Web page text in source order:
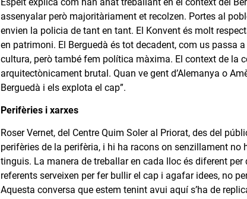
assenyalar però majoritàriament et recolzen. Portes al
envien la policia de tant en tant. El Konvent és molt
en patrimoni. El Berguedà és tot decadent, com us passa
cultura, però també fem política màxima. El context de la
arquitectònicament brutal. Quan ve gent d’Alemanya o
Berguedà i els explota el cap”.
Perifèries i xarxes
Roser Vernet, del Centre Quim Soler al Priorat, des del
perifèries de la perifèria, i hi ha racons on senzillament
tinguis. La manera de treballar en cada lloc és diferent
referents serveixen per fer bullir el cap i agafar idees, no
Aquesta conversa que estem tenint avui aquí s’ha de